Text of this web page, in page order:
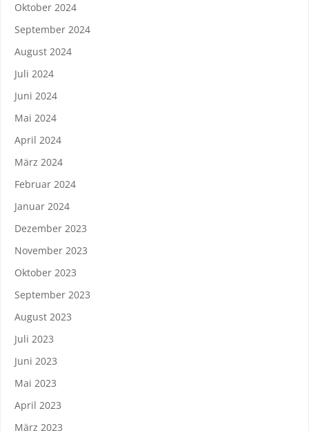
Oktober 2024
September 2024
August 2024
Juli 2024
Juni 2024
Mai 2024
April 2024
März 2024
Februar 2024
Januar 2024
Dezember 2023
November 2023
Oktober 2023
September 2023
August 2023
Juli 2023
Juni 2023
Mai 2023
April 2023
März 2023